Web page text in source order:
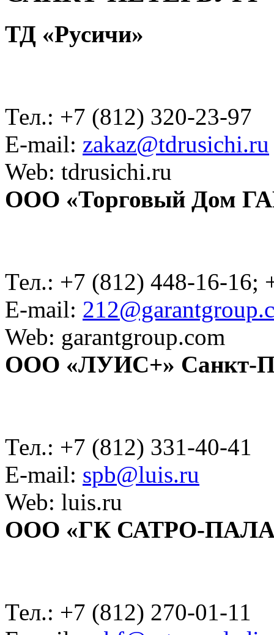
ТД «Русичи»
Тел.: +7 (812) 320-23-97
E-mail: zakaz@tdrusichi.ru
Web: tdrusichi.ru
ООО «Торговый Дом
Тел.: +7 (812) 448-16-16;
E-mail:
Web: garantgroup.com
ООО «ЛУИС+» Санкт-
Тел.: +7 (812) 331-40-41
E-mail: spb@luis.ru
Web: luis.ru
ООО «ГК САТРО-
Тел.: +7 (812) 270-01-11